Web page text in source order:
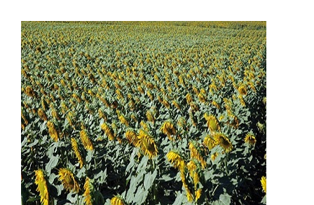
DETAILS